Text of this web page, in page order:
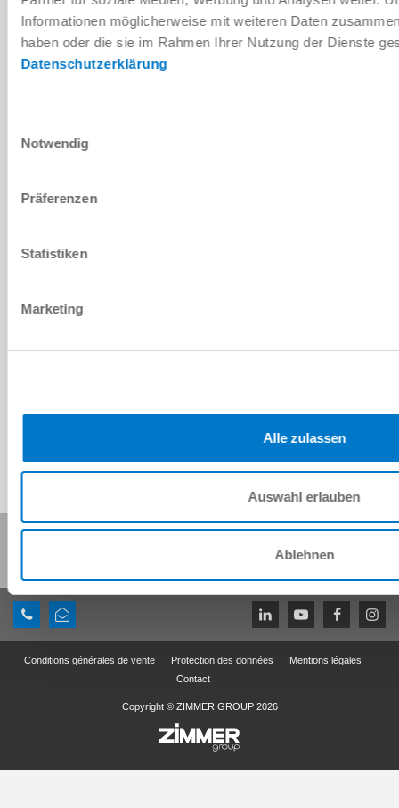
Informationen möglicherweise mit weiteren Daten
haben oder die sie im Rahmen Ihrer Nutzung der Dienste
Datenschutzerklärung
Notwendig
Präferenzen
Statistiken
Marketing
Alle zulassen
Auswahl erlauben
Ablehnen
5000000
Partager cette page :
Conditions générales de vente Protection des données
Mentions légales
Contact
Copyright © ZIMMER GROUP 2026